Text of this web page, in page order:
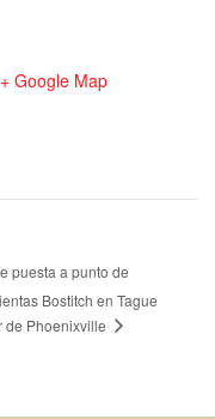
+ Google Map
puesta a punto de
Bostitch en Tague
de Phoenixville